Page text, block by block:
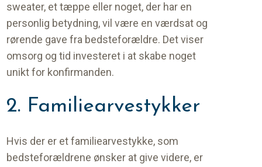
sweater, et tæppe eller noget, der har en
personlig betydning, vil være en værdsat og
rørende gave fra bedsteforældre. Det viser
omsorg og tid investeret i at skabe noget
unikt for konfirmanden.
2. Familiearvestykker
Hvis der er et familiearvestykke, som
bedsteforældrene ønsker at give videre, er